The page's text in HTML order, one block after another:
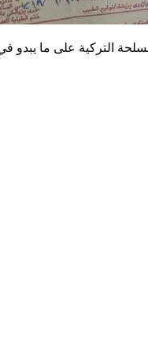
على ما يبدو في قصف على